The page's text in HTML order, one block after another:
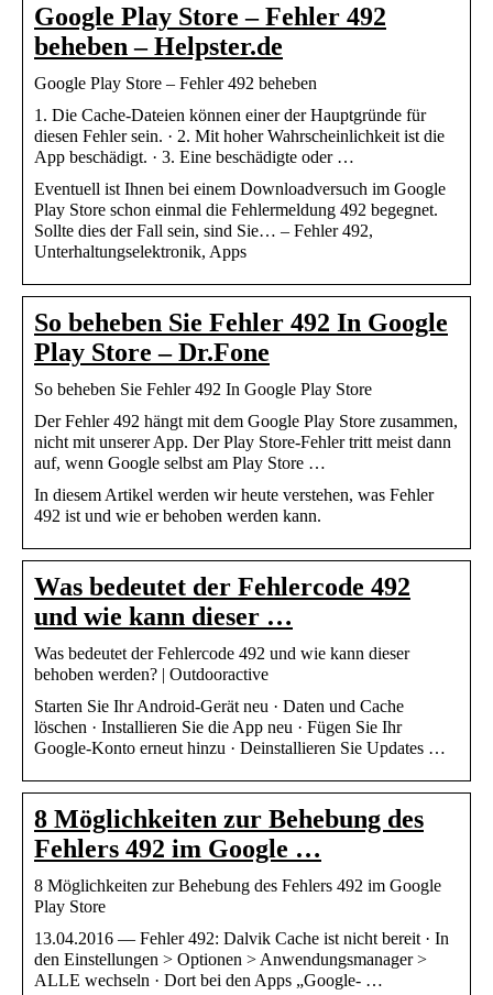
Google Play Store – Fehler 492
beheben – Helpster.de
Google Play Store – Fehler 492 beheben
1. Die Cache-Dateien können einer der Hauptgründe für
diesen Fehler sein. · 2. Mit hoher Wahrscheinlichkeit ist die
App beschädigt. · 3. Eine beschädigte oder …
Eventuell ist Ihnen bei einem Downloadversuch im Google
Play Store schon einmal die Fehlermeldung 492 begegnet.
Sollte dies der Fall sein, sind Sie… – Fehler 492,
Unterhaltungselektronik, Apps
So beheben Sie Fehler 492 In Google
Play Store – Dr.Fone
So beheben Sie Fehler 492 In Google Play Store
Der Fehler 492 hängt mit dem Google Play Store zusammen,
nicht mit unserer App. Der Play Store-Fehler tritt meist dann
auf, wenn Google selbst am Play Store …
In diesem Artikel werden wir heute verstehen, was Fehler
492 ist und wie er behoben werden kann.
Was bedeutet der Fehlercode 492
und wie kann dieser …
Was bedeutet der Fehlercode 492 und wie kann dieser
behoben werden? | Outdooractive
Starten Sie Ihr Android-Gerät neu · Daten und Cache
löschen · Installieren Sie die App neu · Fügen Sie Ihr
Google-Konto erneut hinzu · Deinstallieren Sie Updates …
8 Möglichkeiten zur Behebung des
Fehlers 492 im Google …
8 Möglichkeiten zur Behebung des Fehlers 492 im Google
Play Store
13.04.2016 — Fehler 492: Dalvik Cache ist nicht bereit · In
den Einstellungen > Optionen > Anwendungsmanager >
ALLE wechseln · Dort bei den Apps „Google- …